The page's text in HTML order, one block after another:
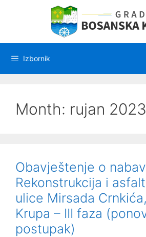
Izbornik
Month: rujan 2023
Obavještenje o
Rekonstrukcija i
ulice Mirsada
Krupa – III faza
postupak)